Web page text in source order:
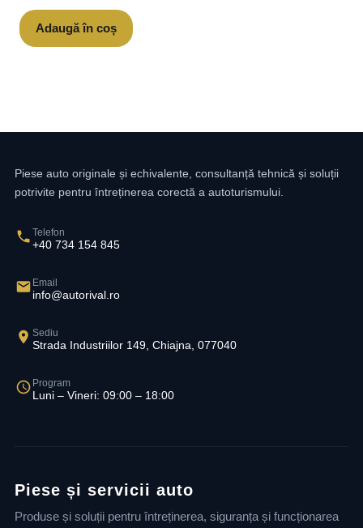
Adaugă în coș
Piese auto originale și echivalente, consultanță tehnică și soluții
potrivite pentru întreținerea corectă a autoturismului.
Telefon
+40 734 154 845
Email
info@autorival.ro
Sediu
Strada Industriilor 149, Chiajna, 077040
Program
Luni – Vineri: 09:00 – 18:00
Piese și servicii auto
Produse și soluții pentru întreținerea, siguranța și funcționarea